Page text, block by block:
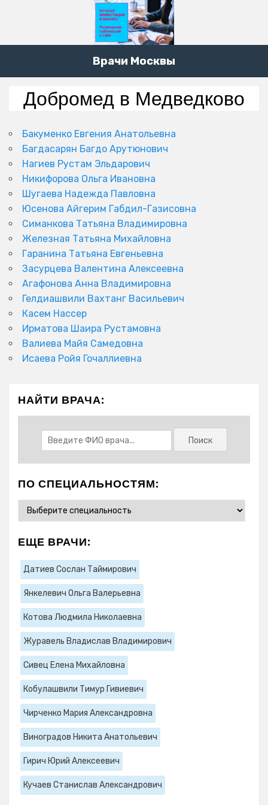
Врачи Москвы
Добромед в Медведково
Бакуменко Евгения Анатольевна
Багдасарян Багдо Арутюнович
Нагиев Рустам Эльдарович
Никифорова Ольга Ивановна
Шугаева Надежда Павловна
Юсенова Айгерим Габдил-Газисовна
Симанкова Татьяна Владимировна
Железная Татьяна Михайловна
Гаранина Татьяна Евгеньевна
Засурцева Валентина Алексеевна
Агафонова Анна Владимировна
Гелдиашвили Вахтанг Васильевич
Касем Нассер
Ирматова Шаира Рустамовна
Валиева Майя Самедовна
Исаева Ройя Гочаллиевна
НАЙТИ ВРАЧА:
ПО СПЕЦИАЛЬНОСТЯМ:
ЕЩЕ ВРАЧИ:
Датиев Сослан Таймирович
Янкелевич Ольга Валерьевна
Котова Людмила Николаевна
Журавель Владислав Владимирович
Сивец Елена Михайловна
Кобулашвили Тимур Гивиевич
Чирченко Мария Александровна
Виноградов Никита Анатольевич
Гирич Юрий Алексеевич
Кучаев Станислав Александрович